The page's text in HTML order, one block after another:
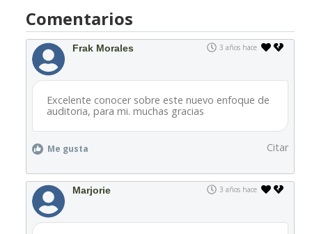
Comentarios
Frak Morales 3 años hace
Excelente conocer sobre este nuevo enfoque de
auditoria, para mi. muchas gracias
Me gusta Citar
Marjorie 3 años hace